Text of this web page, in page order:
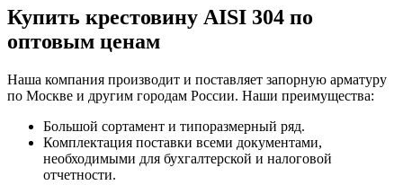
Купить крестовину AISI 304 по
оптовым ценам
Наша компания производит и поставляет запорную арматуру
по Москве и другим городам России. Наши преимущества:
Большой сортамент и типоразмерный ряд.
Комплектация поставки всеми документами,
необходимыми для бухгалтерской и налоговой
отчетности.